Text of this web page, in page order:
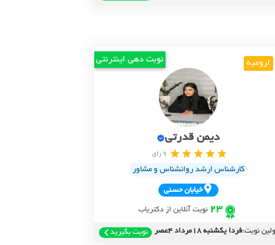
ارومیه نوبت دهی اینترنتی
دیمن قدرتی
9 رای
کارشناس ارشد روانشناس و مشاور
خيابان حسني
23 نوبت آنلاین از دکتریاب
نوبت:فردا یکشنبه 18مرداد 4عصر نوبت بگیرید